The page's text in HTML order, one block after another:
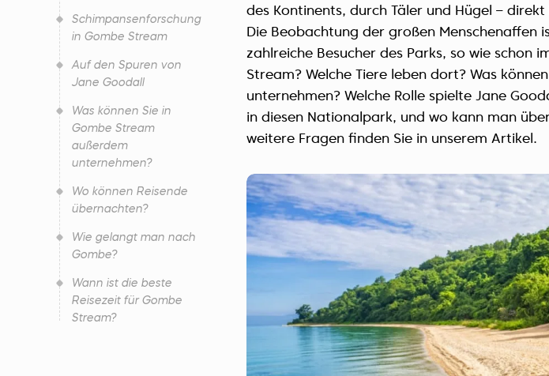
Schimpansenforschung
in Gombe Stream
Auf den Spuren von
Jane Goodall
Was können Sie in
Gombe Stream
außerdem
unternehmen?
Wo können Reisende
übernachten?
Wie gelangt man nach
Gombe?
Wann ist die beste
Reisezeit für Gombe
Stream?
des Kontinents, durch Täler und Hügel –
Die Beobachtung der großen
zahlreiche Besucher des Parks, so wie schon
Stream? Welche Tiere leben dort? Was
unternehmen? Welche Rolle spielte Jane
in diesen Nationalpark, und wo kann man
weitere Fragen finden Sie in unserem Artikel.